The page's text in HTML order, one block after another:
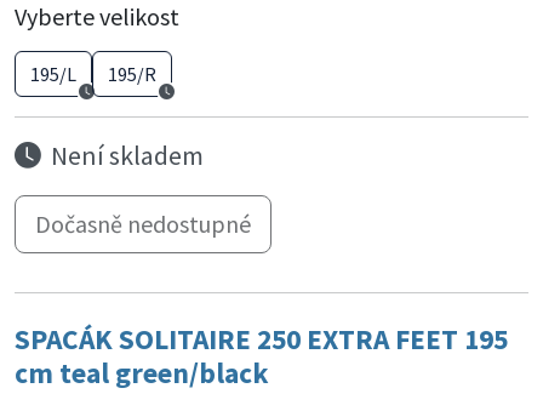
Vyberte velikost
195/L 195/R
Není skladem
Dočasně nedostupné
SPACÁK SOLITAIRE 250 EXTRA FEET 195
cm teal green/black